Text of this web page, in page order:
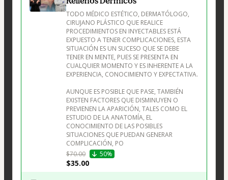
TODO MÉDICO ESTÉTICO, DERMATÓLOGO,
CIRUJANO PLÁSTICO QUE REALICE
PROCEDIMIENTOS EN INYECTABLES ESTÁ
EXPUESTO A TENER COMPLICACIONES, ESTA
SITUACIÓN ES UN SUCESO QUE SE DEBE
TENER EN MENTE, PUES SE PRESENTA EN
CUALQUIER MOMENTO Y ES INHERENTE A LA
EXPERIENCIA, CONOCIMIENTO Y EXPECTATIVA.
AUNQUE ES POSIBLE QUE PASE, TAMBIÉN
EXISTEN FACTORES QUE DISMINUYEN O
PREVIENEN LA APARICIÓN, TALES COMO EL
ESTUDIO DE LA ANATOMÍA, EL
CONOCIMIENTO DE LAS POSIBLES
SITUACIONES QUE PUEDAN GENERAR
COMPLICACIÓN, PO
$70.00
50%
$35.00